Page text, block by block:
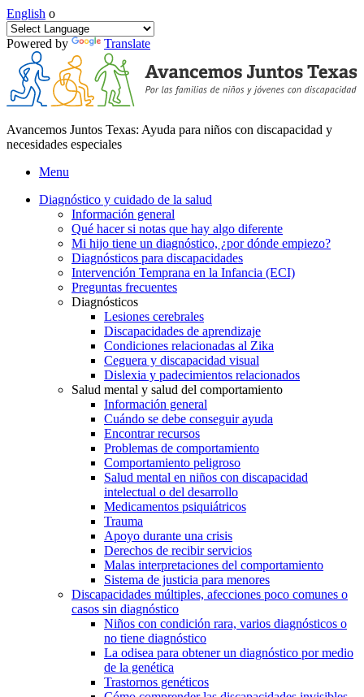
English o
Powered by Translate
Avancemos Juntos Texas: Ayuda para niños con discapacidad y
necesidades especiales
Menu
Diagnóstico y cuidado de la salud
Información general
Qué hacer si notas que hay algo diferente
Mi hijo tiene un diagnóstico, ¿por dónde empiezo?
Diagnósticos para discapacidades
Intervención Temprana en la Infancia (ECI)
Preguntas frecuentes
Diagnósticos
Lesiones cerebrales
Discapacidades de aprendizaje
Condiciones relacionadas al Zika
Ceguera y discapacidad visual
Dislexia y padecimientos relacionados
Salud mental y salud del comportamiento
Información general
Cuándo se debe conseguir ayuda
Encontrar recursos
Problemas de comportamiento
Comportamiento peligroso
Salud mental en niños con discapacidad
intelectual o del desarrollo
Medicamentos psiquiátricos
Trauma
Apoyo durante una crisis
Derechos de recibir servicios
Malas interpretaciones del comportamiento
Sistema de justicia para menores
Discapacidades múltiples, afecciones poco comunes o
casos sin diagnóstico
Niños con condición rara, varios diagnósticos o
no tiene diagnóstico
La odisea para obtener un diagnóstico por medio
de la genética
Trastornos genéticos